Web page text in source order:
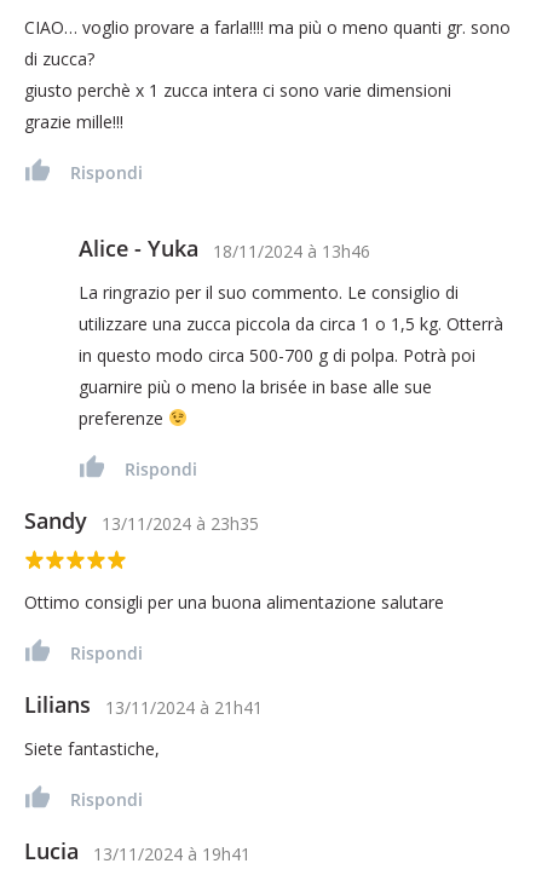
CIAO… voglio provare a farla!!!! ma più o meno quanti gr. sono
di zucca?
giusto perchè x 1 zucca intera ci sono varie dimensioni
grazie mille!!!
Rispondi
Alice - Yuka 18/11/2024 à 13h46
La ringrazio per il suo commento. Le consiglio di
utilizzare una zucca piccola da circa 1 o 1,5 kg. Otterrà
in questo modo circa 500-700 g di polpa. Potrà poi
guarnire più o meno la brisée in base alle sue
preferenze
Rispondi
Sandy 13/11/2024 à 23h35
Ottimo consigli per una buona alimentazione salutare
Rispondi
Lilians 13/11/2024 à 21h41
Siete fantastiche,
Rispondi
Lucia 13/11/2024 à 19h41